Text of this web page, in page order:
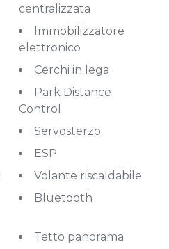
centralizzata
Immobilizzatore
elettronico
Cerchi in lega
Park Distance
Control
Servosterzo
ESP
Volante riscaldabile
Bluetooth
Tetto panorama